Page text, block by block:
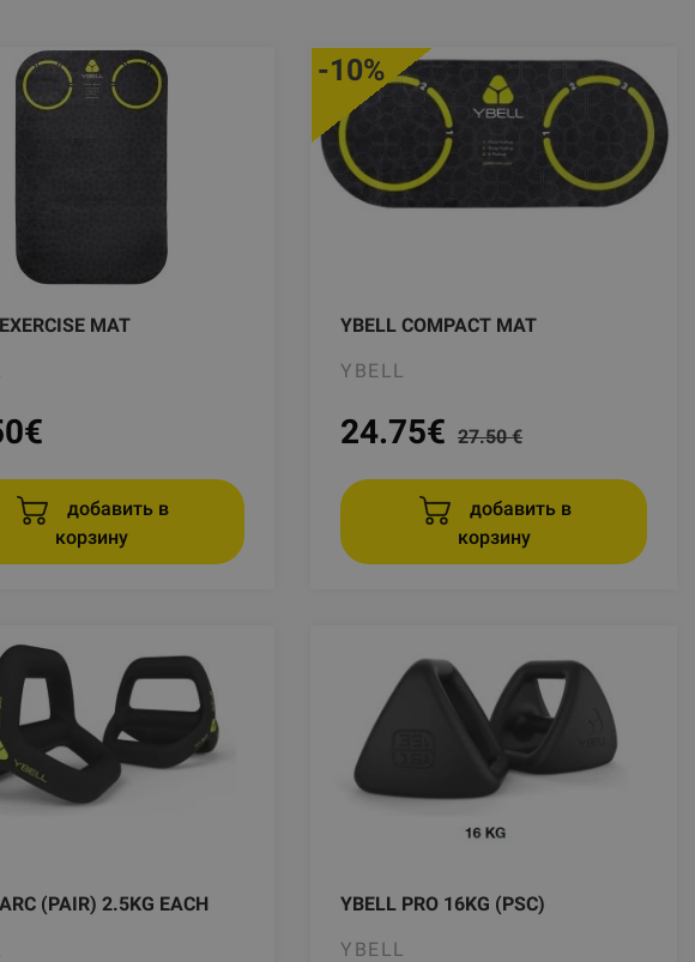
MAT
€
добавить в
корзину
YBELL COMPACT MAT
YBELL
-10%
24.75€ 27.50 €
добавить в
корзину
(PAIR) 2.5KG EACH
YBELL PRO 16KG (PSC)
YBELL